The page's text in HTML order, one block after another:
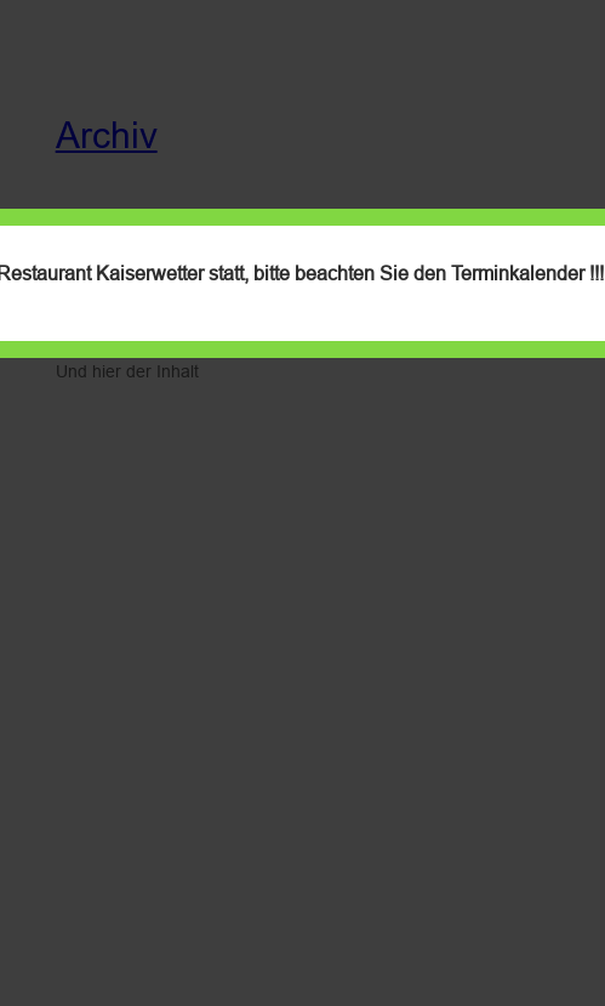
Archiv
März 2, 2024—
inUncategorized
Und hier der Inhalt
Kaiserwetter statt, bitte beachten Sie den Terminkalender !!!